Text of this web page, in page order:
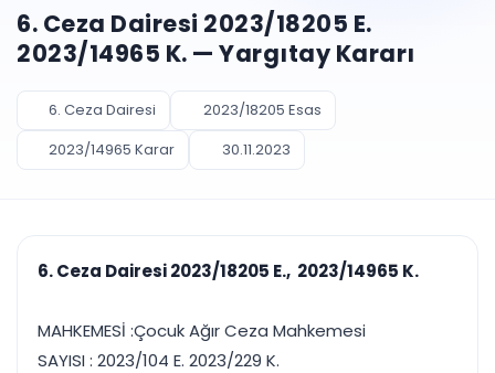
UETS Entegrasyonu
Tebligatları anında
Müvekkil ve taraf
Vekalet
PLANLAMA & TAKİP
Pano ve Takip
Duruşma ve görev
takvimi
Bildirim
Süreleri asla kaçırmayın
takibi
rapor
Ücretsiz Başlayın Giriş Yap
6. Ceza Dairesi 2023/18205 E.
2023/14965 K. — Yargıtay Kararı
6. Ceza Dairesi
2023/18205 Esas
2023/14965 Karar
30.11.2023
6. Ceza Dairesi 2023/18205 E., 2023/14965 K.
MAHKEMESİ :Çocuk Ağır Ceza Mahkemesi
SAYISI : 2023/104 E. 2023/229 K.